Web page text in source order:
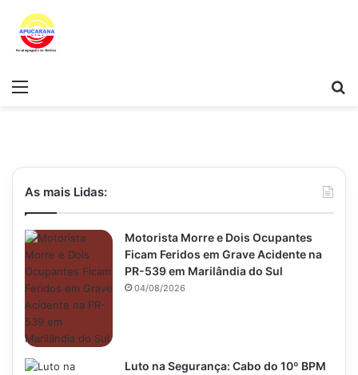
Menu
As mais Lidas:
Motorista Morre e Dois Ocupantes
Ficam Feridos em Grave Acidente na
PR-539 em Marilândia do Sul
04/08/2026
Luto na Segurança: Cabo do 10º BPM